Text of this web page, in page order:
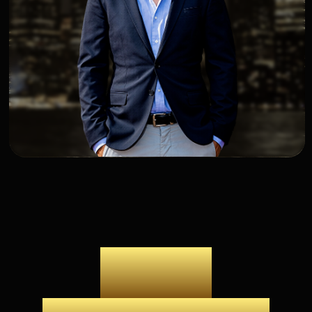
Научишься создавать сексуальное
влечение легко и естественно.
Яркий и живой флирт
Ты начнешь кайфовать от общения,
перестанешь думать что сказать,
использовать заученные фразы и шаблоны.
Естественное и живое
общение
Чтение женских сигналов